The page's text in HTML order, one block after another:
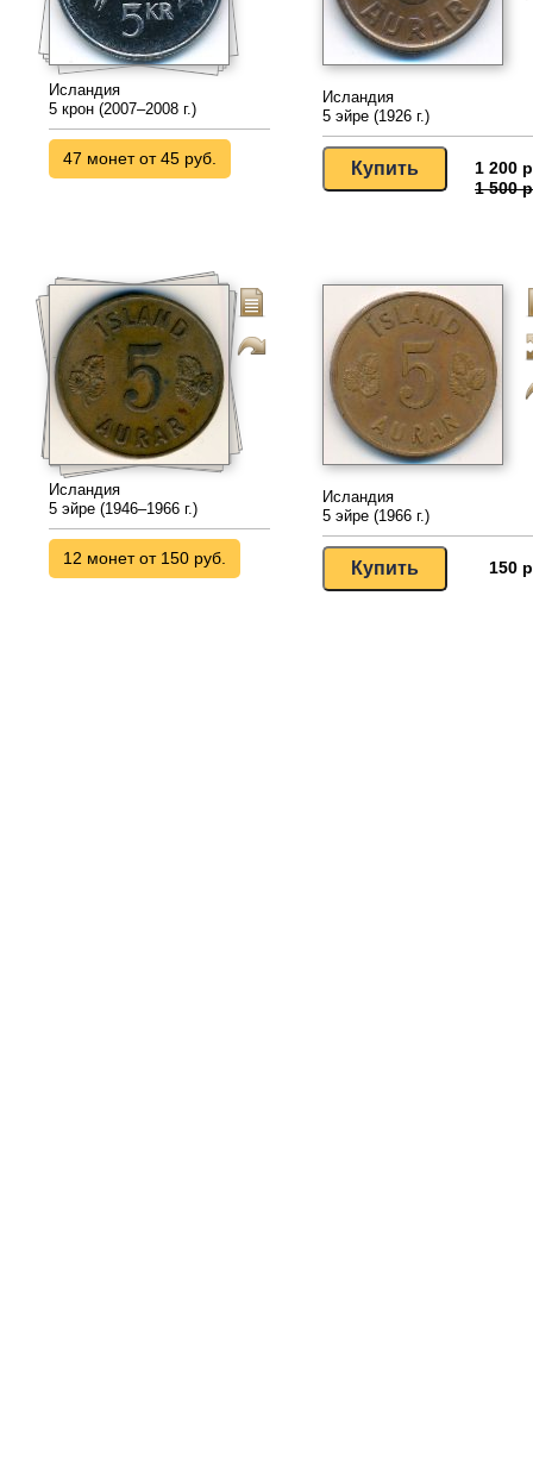
Исландия
5 крон (2007–2008 г.)
47 монет от 45 руб.
Исландия
5 эйре (1926 г.)
1 200
1 500
Исландия
5 эйре (1946–1966 г.)
12 монет от 150 руб.
Исландия
5 эйре (1966 г.)
150